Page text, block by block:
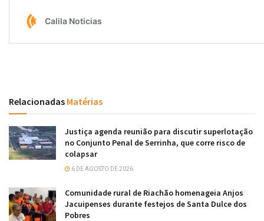
Relacionadas Matérias
Justiça agenda reunião para discutir superlotação
no Conjunto Penal de Serrinha, que corre risco de
colapsar
6 DE AGOSTO DE 2026
Comunidade rural de Riachão homenageia Anjos
Jacuipenses durante festejos de Santa Dulce dos
Pobres